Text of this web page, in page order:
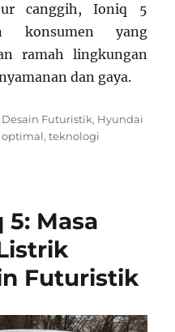
canggih, Ioniq 5
konsumen yang
ramah lingkungan
dan gaya.
Tags
Desain Futuristik, Hyundai
optimal,teknologi
Listrik
Masa
Futuristik